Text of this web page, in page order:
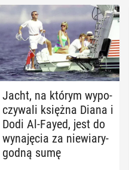
Jacht, na którym wy­po­
czy­wa­li księżna Diana i
Dodi Al-Fayed, jest do
wy­na­ję­cia za nie­wia­ry­
god­ną sumę